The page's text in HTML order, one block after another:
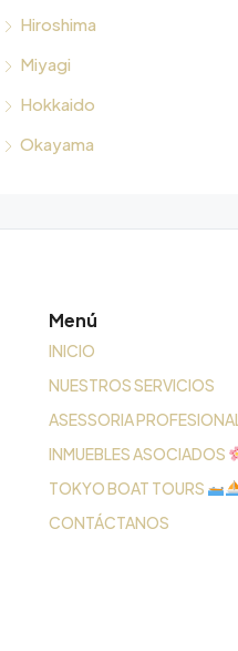
Hiroshima
Miyagi
Hokkaido
Okayama
Menú
INICIO
NUESTROS SERVICIOS
ASESSORIA PROFESIONAL
INMUEBLES ASOCIADOS
TOKYO BOAT TOURS
CONTÁCTANOS